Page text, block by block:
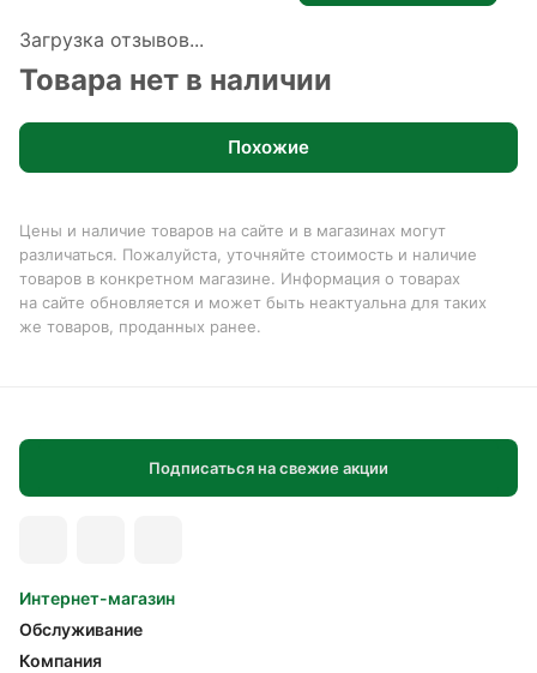
Загрузка отзывов...
Товара нет в наличии
Похожие
Цены и наличие товаров на сайте и в магазинах могут
различаться. Пожалуйста, уточняйте стоимость и наличие
товаров в конкретном магазине. Информация о товарах
на сайте обновляется и может быть неактуальна для таких
же товаров, проданных ранее.
Подписаться на свежие акции
Интернет-магазин
Обслуживание
Компания